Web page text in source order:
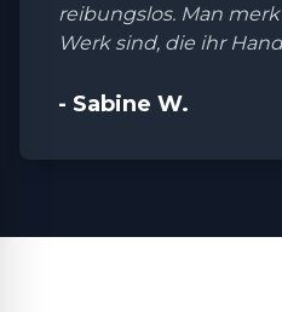
reibungslos. Man
Werk sind, die ihr
- Sabine W.